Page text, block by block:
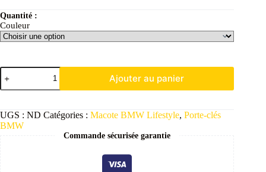
Quantité :
Couleur
Ajouter au panier
UGS : ND Catégories : Macote BMW Lifestyle, Porte-clés
BMW
Commande sécurisée garantie